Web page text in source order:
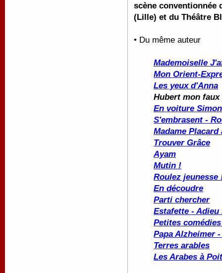
scène conventionnée
(Lille) et du Théâtre
• Du même auteur
Mademoiselle
Mon Orient-
Les yeux d'Anna
Hubert mon
En voiture
S'embrasent -
Madame
Trouver Grâce
Ayam
Mutin !
Roulez jeunesse
En découdre
Parti chercher
Estafette - Adieu
Petites
Papa Alzheimer
Terres arables
Les Arabes à